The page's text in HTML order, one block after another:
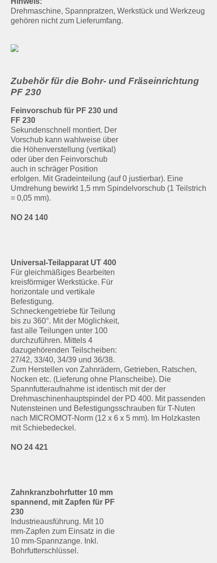
Drehmaschine, Spannpratzen, Werkstück und Werkzeug
gehören nicht zum Lieferumfang.
Zubehör für die Bohr- und Fräseinrichtung
PF 230
Feinvorschub für PF 230 und
FF 230
Sekundenschnell montiert. Der
Vorschub kann wahlweise über
die Höhenverstellung (vertikal)
oder über den Feinvorschub
auch in schräger Position
erfolgen. Mit Gradeinteilung (auf 0 justierbar). Eine
Umdrehung bewirkt 1,5 mm Spindelvorschub (1 Teilstrich
= 0,05 mm).
NO 24 140
Universal-Teilapparat UT 400
Für gleichmäßiges Bearbeiten
kreisförmiger Werkstücke. Für
horizontale und vertikale
Befestigung.
Schneckengetriebe für Teilung
bis zu 360°. Mit der Möglichkeit,
fast alle Teilungen unter 100
durchzuführen. Mittels 4
dazugehörenden Teilscheiben:
27/42, 33/40, 34/39 und 36/38.
Zum Herstellen von Zahnrädern, Getrieben, Ratschen,
Nocken etc. (Lieferung ohne Planscheibe). Die
Spannfutteraufnahme ist identisch mit der der
Drehmaschinenhauptspindel der PD 400. Mit passenden
Nutensteinen und Befestigungsschrauben für T-Nuten
nach MICROMOT-Norm (12 x 6 x 5 mm). Im Holzkasten
mit Schiebedeckel.
NO 24 421
Zahnkranzbohrfutter 10 mm
spannend, mit Zapfen für PF
230
Industrieausführung. Mit 10
mm-Zapfen zum Einsatz in die
10 mm-Spannzange. Inkl.
Bohrfutterschlüssel.